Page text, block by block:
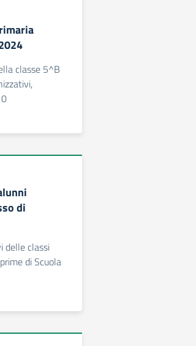
classe 5^B
di
delle classi
di Scuola